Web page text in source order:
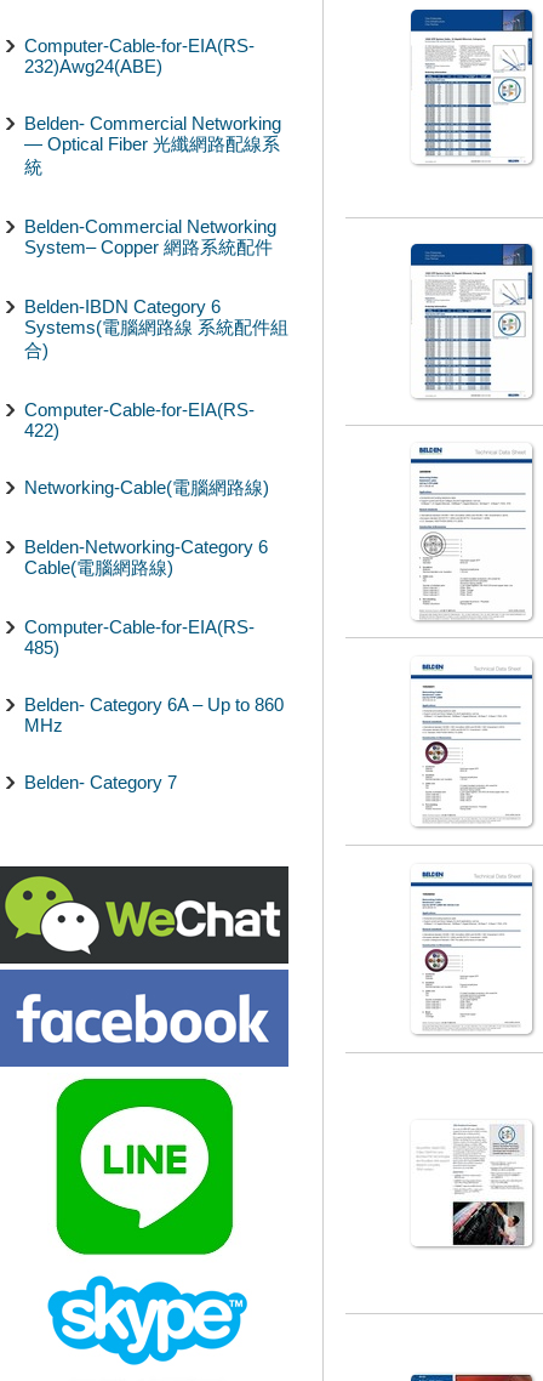
Computer-Cable-for-EIA(RS-
232)Awg24(ABE)
Belden- Commercial Networking
— Optical Fiber 光纖網路配線系
統
Belden-Commercial Networking
System– Copper 網路系統配件
Belden-IBDN Category 6
Systems(電腦網路線 系統配件組
合)
Computer-Cable-for-EIA(RS-
422)
Networking-Cable(電腦網路線)
Belden-Networking-Category 6
Cable(電腦網路線)
Computer-Cable-for-EIA(RS-
485)
Belden- Category 6A – Up to 860
MHz
Belden- Category 7